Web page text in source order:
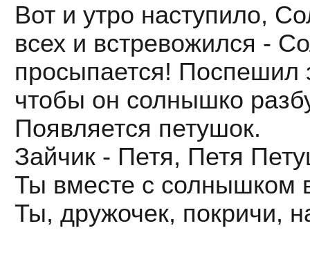
Вот и утро наступило,
всех и встревожился -
просыпается! Поспешил
чтобы он солнышко
Появляется петушок.
Зайчик - Петя, Петя
Ты вместе с солнышком
Ты, дружочек, покричи,